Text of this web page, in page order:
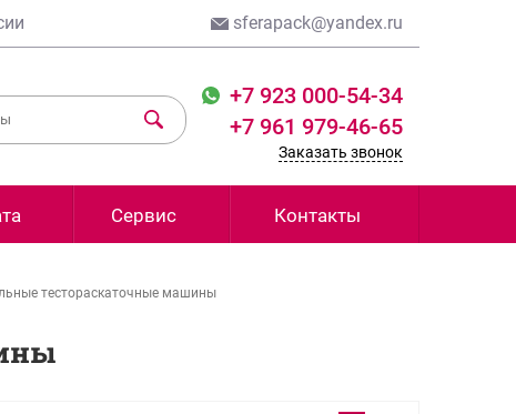
sferapack@yandex.ru
+7 923 000-54-34
+7 961 979-46-65
Заказать звонок
Сервис Контакты
тестораскаточные машины